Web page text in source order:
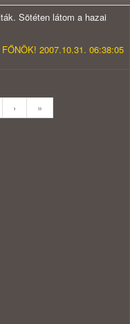
Sötéten látom a hazai
2007.10.31. 06:38:05
› »